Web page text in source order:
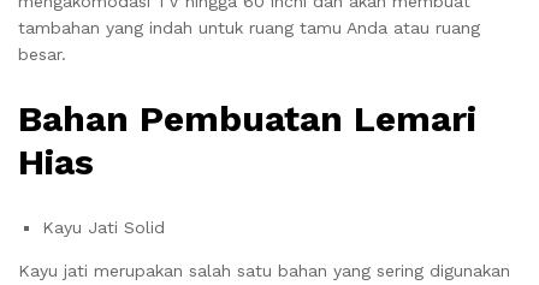
tambahan yang indah untuk ruang tamu Anda atau ruang
besar.
Bahan Pembuatan Lemari
Hias
Kayu Jati Solid
Kayu jati merupakan salah satu bahan yang sering digunakan